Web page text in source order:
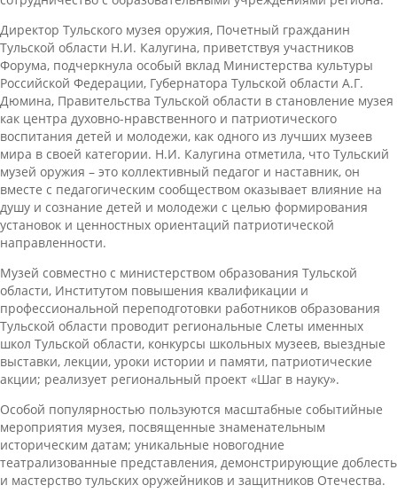
Директор Тульского музея оружия, Почетный гражданин
Тульской области Н.И. Калугина, приветствуя участников
Форума, подчеркнула особый вклад Министерства культуры
Российской Федерации, Губернатора Тульской области А.Г.
Дюмина, Правительства Тульской области в становление музея
как центра духовно-нравственного и патриотического
воспитания детей и молодежи, как одного из лучших музеев
мира в своей категории. Н.И. Калугина отметила, что Тульский
музей оружия – это коллективный педагог и наставник, он
вместе с педагогическим сообществом оказывает влияние на
душу и сознание детей и молодежи с целью формирования
установок и ценностных ориентаций патриотической
направленности.
Музей совместно с министерством образования Тульской
области, Институтом повышения квалификации и
профессиональной переподготовки работников образования
Тульской области проводит региональные Слеты именных
школ Тульской области, конкурсы школьных музеев, выездные
выставки, лекции, уроки истории и памяти, патриотические
акции; реализует региональный проект «Шаг в науку».
Особой популярностью пользуются масштабные событийные
мероприятия музея, посвященные знаменательным
историческим датам; уникальные новогодние
театрализованные представления, демонстрирующие доблесть
и мастерство тульских оружейников и защитников Отечества.